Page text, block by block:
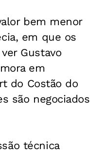
bem menor
em que os
Gustavo
em
do Costão do
são negociados
técnica